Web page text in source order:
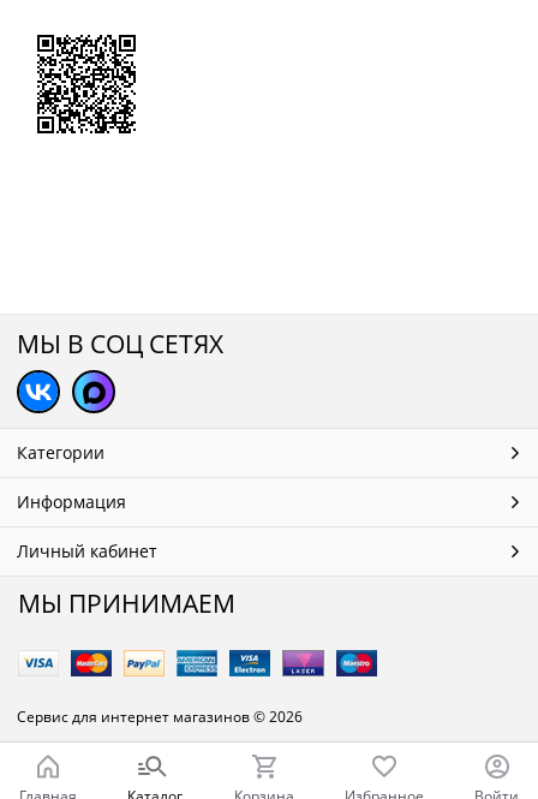
МЫ В СОЦ СЕТЯХ
Категории
Информация
Личный кабинет
МЫ ПРИНИМАЕМ
Сервис для интернет магазинов© 2026